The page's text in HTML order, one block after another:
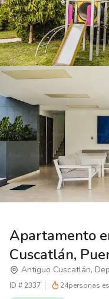
Apartamento
Cuscatlán,
Antiguo Cuscatlán,
ID #2337 24personas